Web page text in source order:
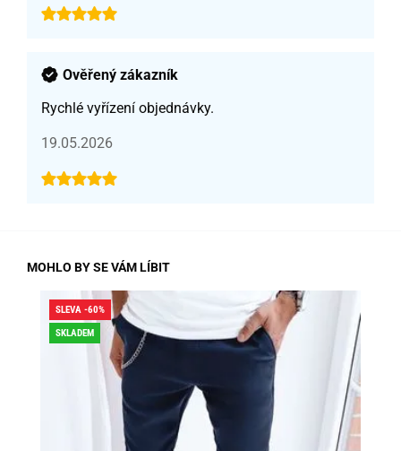
Ověřený zákazník
Rychlé vyřízení objednávky.
19.05.2026
MOHLO BY SE VÁM LÍBIT
SLEVA -60%
SKLADEM